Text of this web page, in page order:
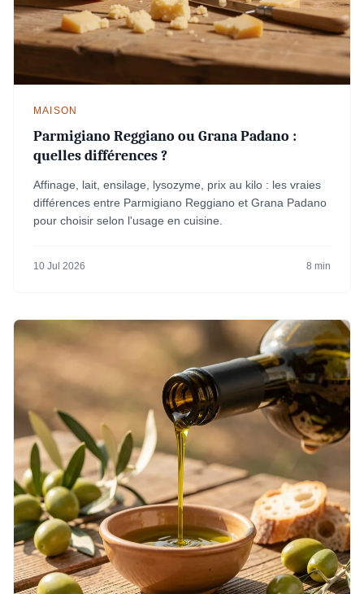
MAISON
Parmigiano Reggiano ou Grana Padano :
quelles différences ?
Affinage, lait, ensilage, lysozyme, prix au kilo : les vraies
différences entre Parmigiano Reggiano et Grana Padano
pour choisir selon l'usage en cuisine.
10 Jul 2026 8 min